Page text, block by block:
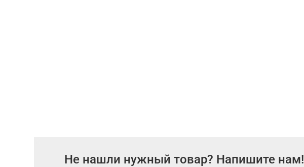
Не нашли нужный товар? Напишите нам!